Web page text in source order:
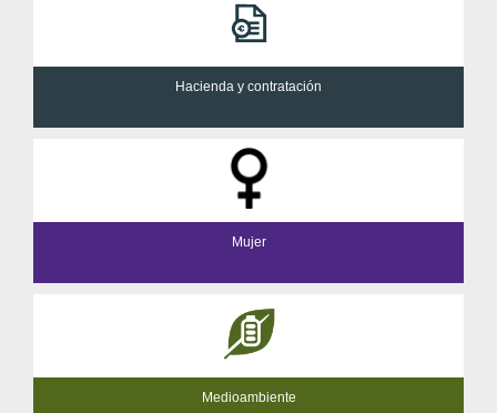
Hacienda y contratación
Mujer
Medioambiente